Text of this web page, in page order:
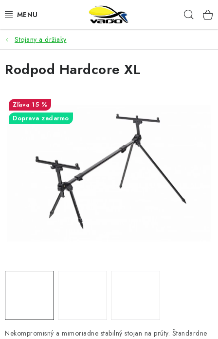
na
ŽIVÁ NÁSTRAHA
BIŽUTÉRIA
NÁSTRAHY A KRMIVÁ
PRETEKÁRSKE SEDAČKY
PRÍVLAČ
PRÚTY
Stojany a držiaky
Nekompromisný a mimoriadne stabilný stojan na prúty. Štandardne
Rodpod Hardcore XL
15 %
Doprava zadarmo